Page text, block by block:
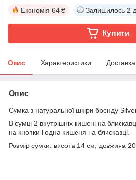
Економія 64 ₴ Залишилось 2
Купити
Опис Характеристики Доставка
Опис
Сумка з натуральної шкіри бренду
В сумці 2 внутрішніх кишені на
на кнопки і одна кишеня на блискавці.
Розмір сумки: висота 14 см, довжина